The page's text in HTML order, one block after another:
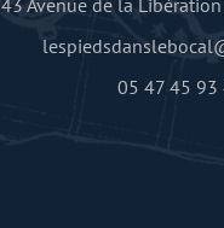
43 Avenue de la
05 47 45 93